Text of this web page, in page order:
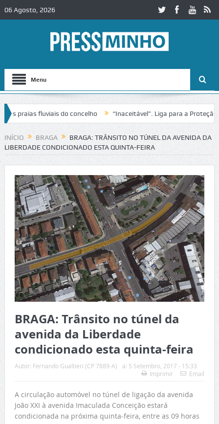
06 Agosto, 2026
Menu
praias fluviais do concelho “Inaceitável”. Liga para a Proteção
de trânsito no IC2 em Alcobaça Igreja do Castelo de Cerveira
INÍCIO BRAGA
BRAGA: TRÂNSITO NO TÚNEL DA AVENIDA DA
LIBERDADE CONDICIONADO ESTA QUINTA-FEIRA
BRAGA: Trânsito no túnel da
avenida da Liberdade
condicionado esta quinta-feira
Autor: Fernando Gualtieri (CP 7889-A) a: 5 Setembro, 2017 - 15:33
Imprimir
Email
A circulação automóvel no túnel de ligação da avenida
João XXI à avenida Imaculada Conceição estará
condicionada na próxima quinta-feira, entre as 09 horas